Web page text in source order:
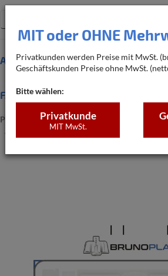
Alle Produkte Produkte
FAQ
PRODUKTE
WC-DRÜCKERGARNITUREN
ERSATZ-AUFKLEBER / SCHNITTMUSTER
MIT oder OHNE
Privatkunden werden Preise mit MwSt.
Geschäftskunden Preise ohne MwSt.
Bitte wählen:
Privatkunde
MIT MwSt.